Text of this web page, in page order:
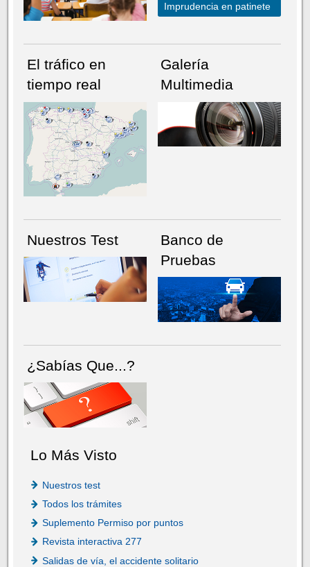
NÚMERO ACTUALHEMEROTECA
Imprudencia en patinete
El tráfico en
tiempo real
Galería
Multimedia
Nuestros Test
Banco de
Pruebas
¿Sabías Que...?
Lo Más Visto
Nuestros test
Todos los trámites
Suplemento Permiso por puntos
Revista interactiva 277
Salidas de vía, el accidente solitario